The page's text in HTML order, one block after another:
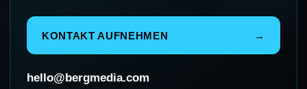
KONTAKT AUFNEHMEN →
hello@bergmedia.com